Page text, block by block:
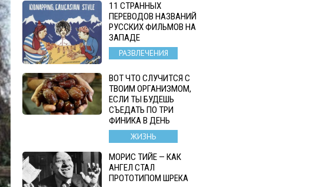
11 СТРАННЫХ
ПЕРЕВОДОВ НАЗВАНИЙ
РУССКИХ ФИЛЬМОВ НА
ЗАПАДЕ
РАЗВЛЕЧЕНИЯ
ВОТ ЧТО СЛУЧИТСЯ С
ТВОИМ ОРГАНИЗМОМ,
ЕСЛИ ТЫ БУДЕШЬ
СЪЕДАТЬ ПО ТРИ
ФИНИКА В ДЕНЬ
ЖИЗНЬ
МОРИС ТИЙЕ — КАК
АНГЕЛ СТАЛ
ПРОТОТИПОМ ШРЕКА